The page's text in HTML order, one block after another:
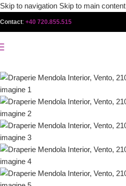
Skip to navigation Skip to main content
Contact: +40 720.855.515